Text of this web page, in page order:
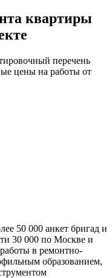
квартиры
перечень
цены на работы от
50 000 анкет бригад и
30 000 по Москве и
в ремонтно-
образованием,